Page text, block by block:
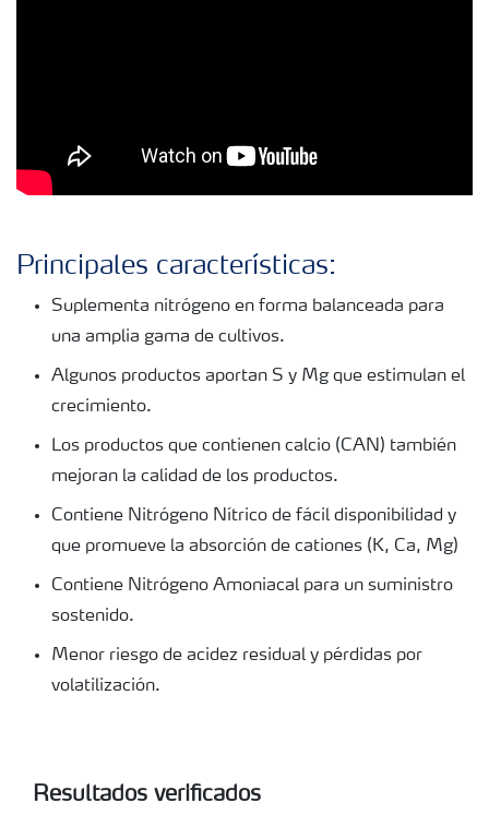
Principales características:
Suplementa nitrógeno en forma balanceada para
una amplia gama de cultivos.
Algunos productos aportan S y Mg que estimulan el
crecimiento.
Los productos que contienen calcio (CAN) también
mejoran la calidad de los productos.
Contiene Nitrógeno Nítrico de fácil disponibilidad y
que promueve la absorción de cationes (K, Ca, Mg)
Contiene Nitrógeno Amoniacal para un suministro
sostenido.
Menor riesgo de acidez residual y pérdidas por
volatilización.
Resultados verificados